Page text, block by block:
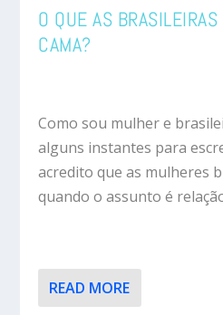
O QUE AS
CAMA?
Como sou mulher e
alguns instantes para
acredito que as mulheres
quando o assunto é
READ MORE